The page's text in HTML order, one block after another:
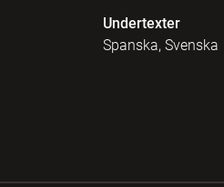
Undertexter
Spanska, Svenska